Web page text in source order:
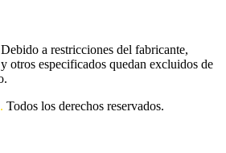
a restricciones del fabricante,
otros especificados quedan excluidos de
Todos los derechos reservados.